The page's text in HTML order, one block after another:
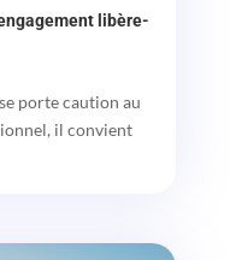
libère-
porte caution au
il convient